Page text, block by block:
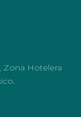
Zona Hotelera